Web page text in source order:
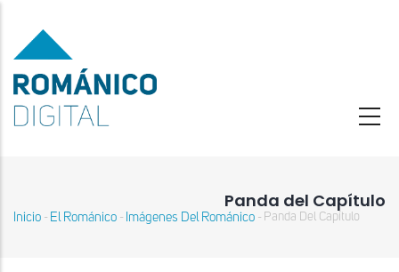
contenido
principal
Panda del Capítulo
Sobrescribir
Inicio - El Románico - Imágenes Del Románico - Panda Del Capítulo